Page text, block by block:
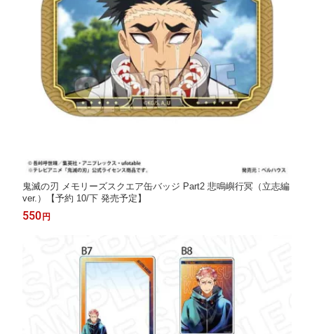
鬼滅の刃 メモリーズスクエア缶バッジ Part2 悲鳴嶼行冥（立志編
ver.）【予約 10/下 発売予定】
550 円